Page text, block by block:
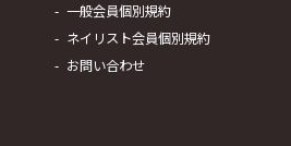
一般会員個別規約
ネイリスト会員個別規約
お問い合わせ